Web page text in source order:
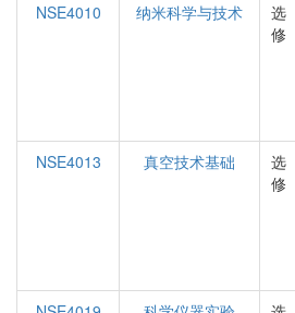
NSE4010
纳米科学与技术
选
修
NSE4013
真空技术基础
选
修